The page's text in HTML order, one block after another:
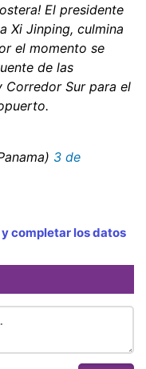
El presidente
Xi Jinping, culmina
el momento se
de las
Corredor Sur para el
3 de
completar los datos